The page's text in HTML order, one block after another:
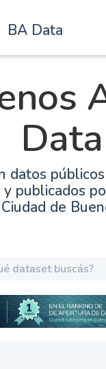
BA Data
Data
datos
y publicados
de